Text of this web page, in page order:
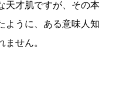
天才肌ですが、その本
ように、ある意味人知
せん。